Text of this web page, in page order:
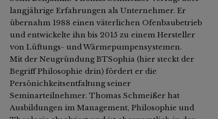
langjährige Erfahrungen als Unternehmer. Er
übernahm 1988 einen väterlichen Ofenbaubetrieb
und entwickelte ihn bis 2015 zu einem Hersteller
von Lüftungs- und Wärmepumpensystemen.
Mit der Neugründung BTSophia (hier steckt der
Begriff Philosophie drin) fördert er die
Persönichkeitsentfaltung seiner
Seminarteilnehmer. Thomas Schmeißer hat
Ausbildungen im Management, Philosophie und